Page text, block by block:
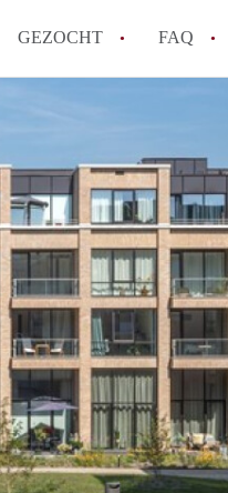
GEZOCHT FAQ
AppartementHaarlem?
kost het om te reageren op een
de privacyverklaring van
AppartementHaarlem
vragen